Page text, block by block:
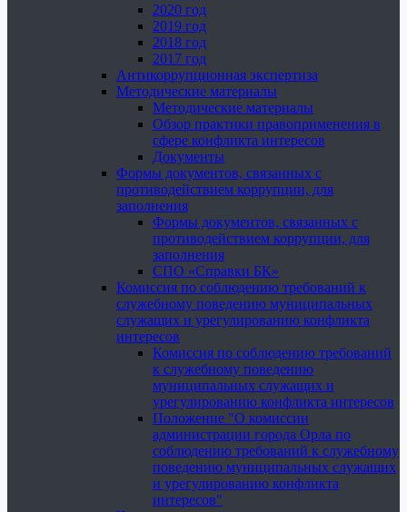
2020 год
2019 год
2018 год
2017 год
Антикоррупционная экспертиза
Методические материалы
Методические материалы
Обзор практики правоприменения в
сфере конфликта интересов
Документы
Формы документов, связанных с
противодействием коррупции, для
заполнения
Формы документов, связанных с
противодействием коррупции, для
заполнения
СПО «Справки БК»
Комиссия по соблюдению требований к
служебному поведению муниципальных
служащих и урегулированию конфликта
интересов
Комиссия по соблюдению требований
к служебному поведению
муниципальных служащих и
урегулированию конфликта интересов
Положение "О комиссии
администрации города Орла по
соблюдению требований к служебному
поведению муниципальных служащих
и урегулированию конфликта
интересов"